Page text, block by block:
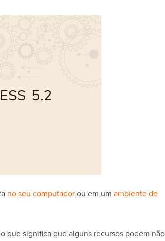
no seu computadorou em um ambiente de
que significa que alguns recursos podem não